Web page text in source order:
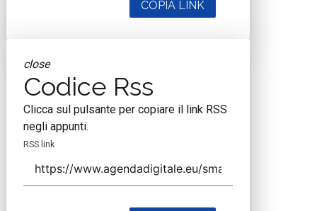
COPIA LINK
close
Codice Rss
Clicca sul pulsante per copiare il link RSS
negli appunti.
RSS link